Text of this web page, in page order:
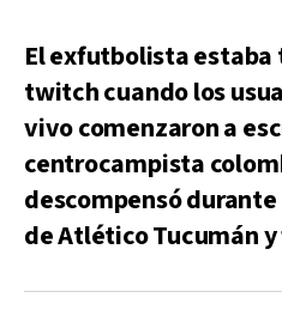
El exfutbolista
twitch cuando los
vivo comenzaron a
centrocampista
descompensó
de Atlético Tucumán